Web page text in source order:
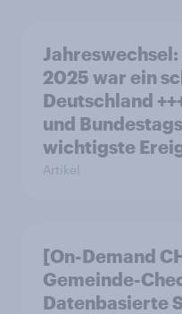
2025 war ein
Deutschland
und
wichtigste
Artikel
[On-Demand
Gemeinde-
Datenbasierte